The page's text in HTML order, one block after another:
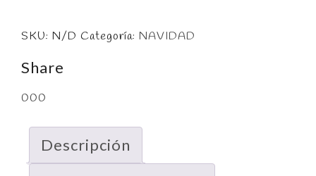
SKU: N/D Categoría: NAVIDAD
Share
000
Descripción